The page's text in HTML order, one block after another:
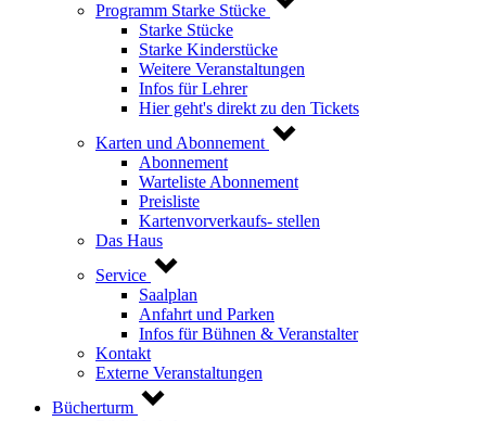
Programm Starke Stücke
Starke Stücke
Starke Kinderstücke
Weitere Veranstaltungen
Infos für Lehrer
Hier geht's direkt zu den Tickets
Karten und Abonnement
Abonnement
Warteliste Abonnement
Preisliste
Kartenvorverkaufs- stellen
Das Haus
Service
Saalplan
Anfahrt und Parken
Infos für Bühnen & Veranstalter
Kontakt
Externe Veranstaltungen
Bücherturm